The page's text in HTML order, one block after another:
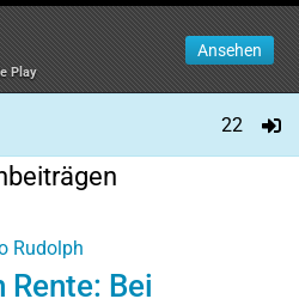
Play
Ansehen
22
Rudolph
Bei